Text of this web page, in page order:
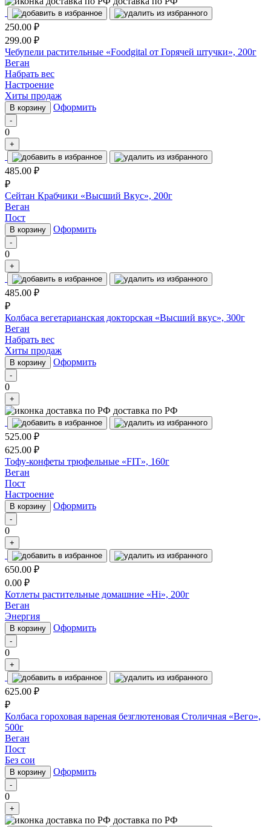
250.00 ₽
299.00 ₽
Чебупели растительные «Foodgital от Горячей штучки», 200г
Веган
Набрать вес
Настроение
Хиты продаж
В корзину Оформить
-
0
+
485.00 ₽
₽
Сейтан Крабчики «Высший Вкус», 200г
Веган
Пост
В корзину Оформить
-
0
+
485.00 ₽
₽
Колбаса вегетарианская докторская «Высший вкус», 300г
Веган
Набрать вес
Хиты продаж
В корзину Оформить
-
0
+
доставка по РФ
525.00 ₽
625.00 ₽
Тофу-конфеты трюфельные «FIT», 160г
Веган
Пост
Настроение
В корзину Оформить
-
0
+
650.00 ₽
0.00 ₽
Котлеты растительные домашние «Hi», 200г
Веган
Энергия
В корзину Оформить
-
0
+
625.00 ₽
₽
Колбаса гороховая вареная безглютеновая Столичная «Вего»,
500г
Веган
Пост
Без сои
В корзину Оформить
-
0
+
доставка по РФ